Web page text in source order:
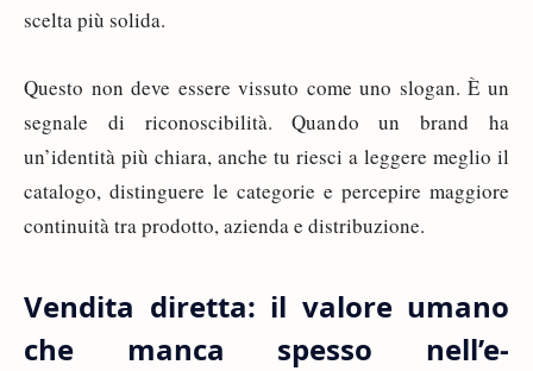
scelta più solida.
Questo non deve essere vissuto come uno slogan. È un
segnale di riconoscibilità. Quando un brand ha
un’identità più chiara, anche tu riesci a leggere meglio il
catalogo, distinguere le categorie e percepire maggiore
continuità tra prodotto, azienda e distribuzione.
Vendita diretta: il valore umano
che manca spesso nell’e-